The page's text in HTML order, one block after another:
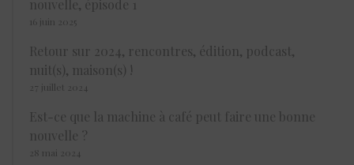
nouvelle, épisode 1
16 juin 2025
Retour sur 2024, rencontres, édition, podcast,
nuit(s), maison(s) !
27 juillet 2024
Est-ce que la machine à café peut faire une bonne
nouvelle ?
28 mai 2024